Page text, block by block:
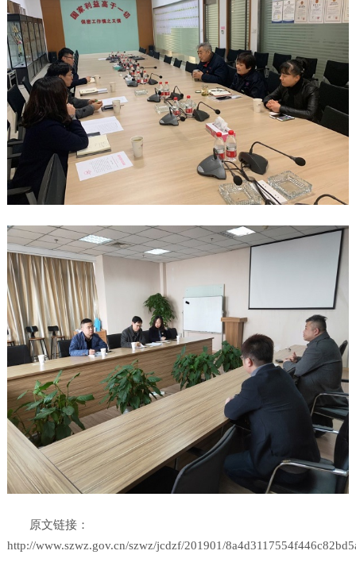
原文链接：
http://www.szwz.gov.cn/szwz/jcdzf/201901/